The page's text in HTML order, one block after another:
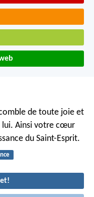
de toute joie et
lui. Ainsi votre cœur
du Saint-Esprit.